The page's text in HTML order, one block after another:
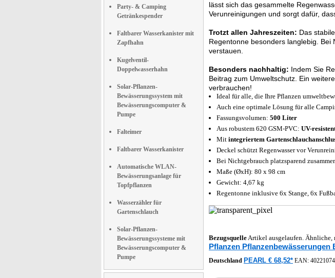
Party- & Camping
Getränkespender
Faltbarer Wasserkanister mit
Zapfhahn
Kugelventil-
Doppelwasserhahn
Solar-Pflanzen-
Bewässerungssystem mit
Bewässerungscomputer &
Pumpe
Falteimer
Faltbarer Wasserkanister
Automatische WLAN-
Bewässerungsanlage für
Topfpflanzen
Wasserzähler für
Gartenschlauch
Solar-Pflanzen-
Bewässerungssysteme mit
Bewässerungscomputer &
Pumpe
lässt sich das gesammelte
Verunreinigungen und sorgt dafür,
Trotzt allen Jahreszeiten: Das
Regentonne besonders langlebig.
verstauen.
Besonders nachhaltig: Indem Sie
Beitrag zum Umweltschutz. Ein
verbrauchen!
Ideal für alle, die Ihre Pflanzen
Auch eine optimale Lösung für alle
Fassungsvolumen: 500 Liter
Aus robustem 620 GSM-PVC: UV-
Mit integriertem
Deckel schützt Regenwasser vor
Bei Nichtgebrauch platzsparend
Maße (ØxH): 80 x 98 cm
Gewicht: 4,67 kg
Regentonne inklusive 6x Stange, 6x
BezugsquelleArtikel ausgelaufen. Ähnliche,
Pflanzen Pflanzenbewässerungen
Deutschland PEARL € 68,52* EAN: